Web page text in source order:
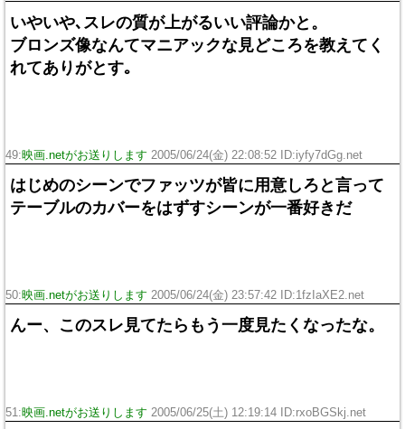
いやいや､スレの質が上がるいい評論かと。
ブロンズ像なんてマニアックな見どころを教えてく
れてありがとす｡
49:映画.netがお送りします 2005/06/24(金) 22:08:52 ID:iyfy7dGg.net
はじめのシーンでファッツが皆に用意しろと言って
テーブルのカバーをはずすシーンが一番好きだ
50:映画.netがお送りします 2005/06/24(金) 23:57:42 ID:1fzIaXE2.net
んー、このスレ見てたらもう一度見たくなったな。
51:映画.netがお送りします 2005/06/25(土) 12:19:14 ID:rxoBGSkj.net